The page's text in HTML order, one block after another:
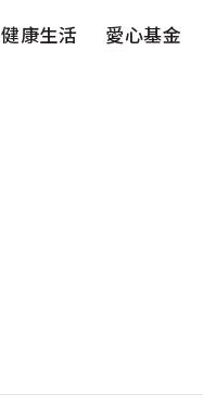
健康生活 愛心基金